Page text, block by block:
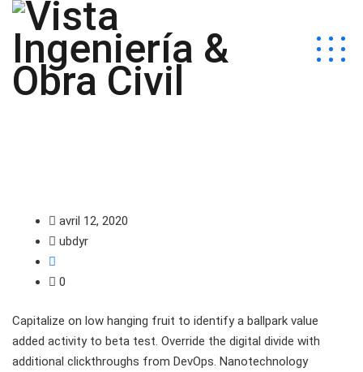
avril 12, 2020
ubdyr
0
Capitalize on low hanging fruit to identify a ballpark value
added activity to beta test. Override the digital divide with
additional clickthroughs from DevOps. Nanotechnology